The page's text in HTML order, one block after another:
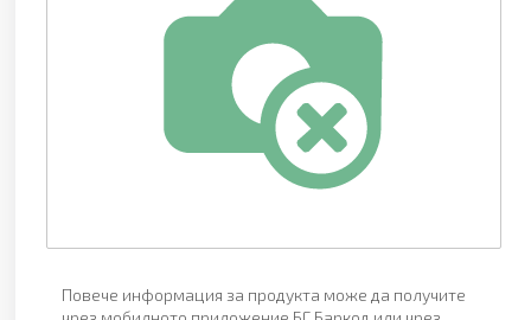
Повече информация за продукта може да получите